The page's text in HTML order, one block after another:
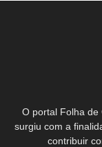
O portal Folha
surgiu com a
contribuir